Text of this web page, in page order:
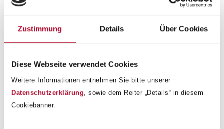
Zustimmung Details Über Cookies
Diese Webseite verwendet Cookies
Weitere Informationen entnehmen Sie bitte unserer
Datenschutzerklärung, sowie dem Reiter „Details“ in diesem
Cookiebanner.
Platz – ein tolles Ergebnis, auf das wir sehr stolz sind!